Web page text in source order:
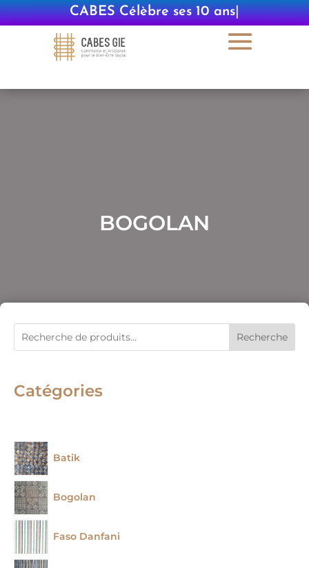
CABES Célèbre ses 10 ans|
BOGOLAN
Recherche
Catégories
Batik
Bogolan
Faso Danfani